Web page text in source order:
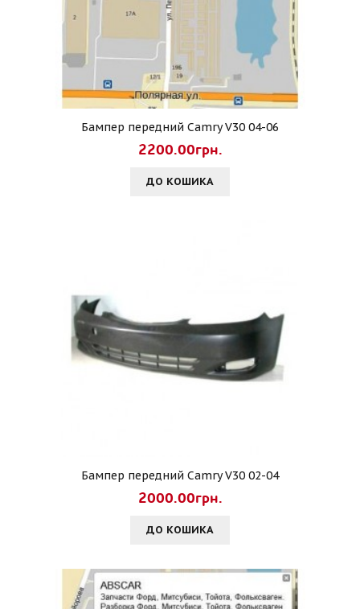
Бампер передний Camry V30 04-06
2200.00грн.
ДО КОШИКА
Бампер передний Camry V30 02-04
2000.00грн.
ДО КОШИКА